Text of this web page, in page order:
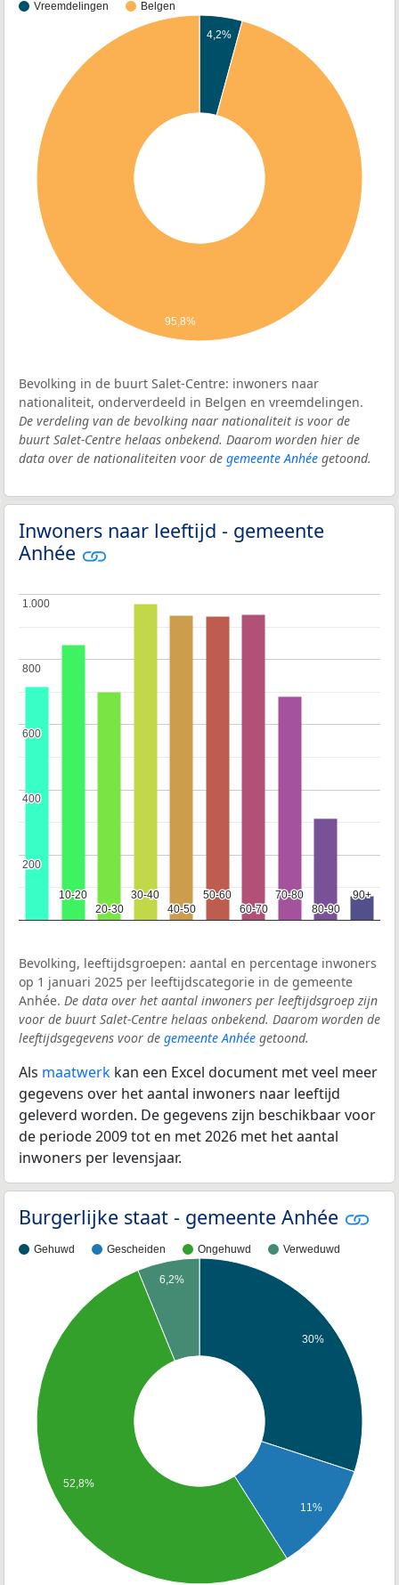
Vreemdelingen Belgen
4,2%
95,8%
Bevolking in de buurt Salet-Centre: inwoners naar
nationaliteit, onderverdeeld in Belgen en vreemdelingen.
De verdeling van de bevolking naar nationaliteit is voor de
buurt Salet-Centre helaas onbekend. Daarom worden hier de
data over de nationaliteiten voor de gemeente Anhée getoond.
Inwoners naar leeftijd - gemeente
Anhée
10-20
10-20
20-30
20-30
30-40
30-40
40-50
40-50
50-60
50-60
60-70
60-70
70-80
70-80
80-90
80-90
90+
90+
200
200
400
400
600
600
800
800
1.000
1.000
Bevolking, leeftijdsgroepen: aantal en percentage inwoners
op 1 januari 2025 per leeftijdscategorie in de gemeente
Anhée. De data over het aantal inwoners per leeftijdsgroep zijn
voor de buurt Salet-Centre helaas onbekend. Daarom worden de
leeftijdsgegevens voor de gemeente Anhée getoond.
Als maatwerk kan een Excel document met veel meer
gegevens over het aantal inwoners naar leeftijd
geleverd worden. De gegevens zijn beschikbaar voor
de periode 2009 tot en met 2026 met het aantal
inwoners per levensjaar.
Burgerlijke staat - gemeente Anhée
Gehuwd Gescheiden Ongehuwd Verweduwd
30%
11%
6,2%
52,8%